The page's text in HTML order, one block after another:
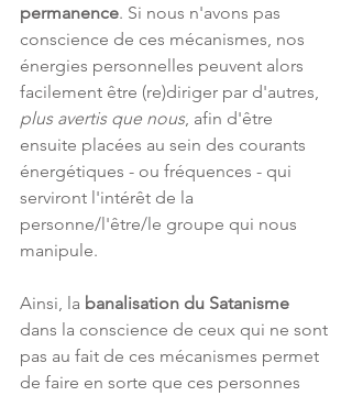
permanence. Si nous n'avons pas
conscience de ces mécanismes, nos
énergies personnelles peuvent alors
facilement être (re)diriger par d'autres,
plus avertis que nous, afin d'être
ensuite placées au sein des courants
énergétiques - ou fréquences - qui
serviront l'intérêt de la
personne/l'être/le groupe qui nous
manipule.
Ainsi, la banalisation du Satanisme
dans la conscience de ceux qui ne sont
pas au fait de ces mécanismes permet
de faire en sorte que ces personnes